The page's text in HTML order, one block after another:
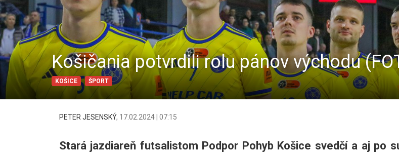
Košičania potvrdili rolu pánov východu
KOŠICE ŠPORT
PETER JESENSKÝ, 17.02.2024 | 07:15
Stará jazdiareň futsalistom Podpor Pohyb Košice svedčí a aj po